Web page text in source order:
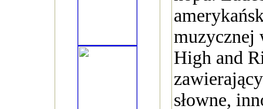
muzycznej
High and
słowne,